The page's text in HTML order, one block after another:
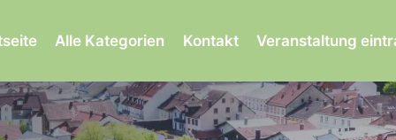
Alle Kategorien Kontakt Veranstaltung